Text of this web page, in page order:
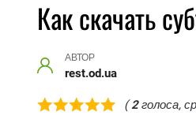
Как скачать
АВТОР
rest.od.ua
(2голоса,